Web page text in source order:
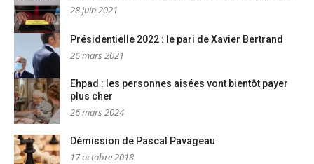
28 juin 2021
Présidentielle 2022 : le pari de Xavier Bertrand
26 mars 2021
Ehpad : les personnes aisées vont bientôt payer
plus cher
26 mars 2024
Démission de Pascal Pavageau
17 octobre 2018